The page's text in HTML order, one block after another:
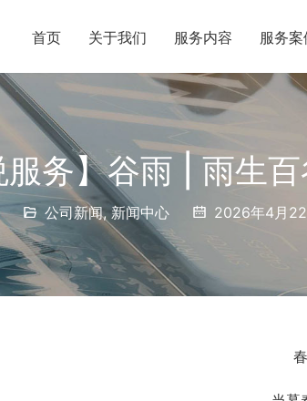
首页 关于我们 服务内容 服务案
务】谷雨 | 雨生
公司新闻, 新闻中心 2026年4月